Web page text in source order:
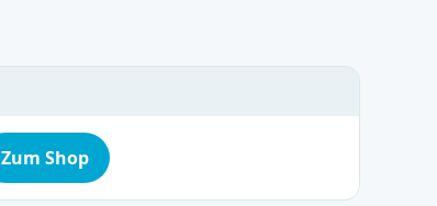
Zum Shop